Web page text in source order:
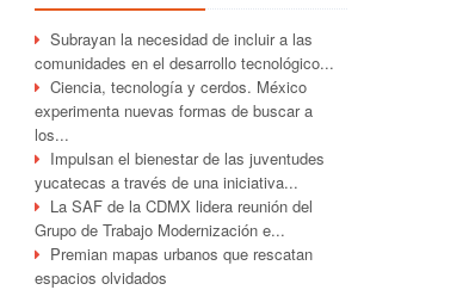
Subrayan la necesidad de incluir a las
comunidades en el desarrollo tecnológico...
Ciencia, tecnología y cerdos. México
experimenta nuevas formas de buscar a
los...
Impulsan el bienestar de las juventudes
yucatecas a través de una iniciativa...
La SAF de la CDMX lidera reunión del
Grupo de Trabajo Modernización e...
Premian mapas urbanos que rescatan
espacios olvidados